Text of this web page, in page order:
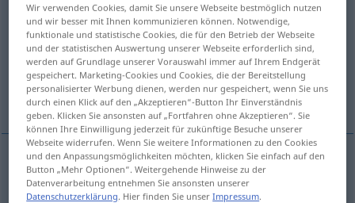
Maschef <Masche;-n>
Übersicht aller Übersetzungen
(Für mehr Details die Übersetzung anklicken/antippen)
petlja, omča, očica
petlja,omča Masche
Wir verwenden Cookies, damit Sie unsere Webseite bestmöglich nutzen
und wir besser mit Ihnen kommunizieren können. Notwendige,
funktionale und statistische Cookies, die für den Betrieb der Webseite
und der statistischen Auswertung unserer Webseite erforderlich sind,
werden auf Grundlage unserer Vorauswahl immer auf Ihrem Endgerät
gespeichert. Marketing-Cookies und Cookies, die der Bereitstellung
personalisierter Werbung dienen, werden nur gespeichert, wenn Sie uns
durch einen Klick auf den „Akzeptieren“-Button Ihr Einverständnis
geben. Klicken Sie ansonsten auf „Fortfahren ohne Akzeptieren“. Sie
können Ihre Einwilligung jederzeit für zukünftige Besuche unserer
Webseite widerrufen. Wenn Sie weitere Informationen zu den Cookies
und den Anpassungsmöglichkeiten möchten, klicken Sie einfach auf den
Button „Mehr Optionen“. Weitergehende Hinweise zu der
Datenverarbeitung entnehmen Sie ansonsten unserer
Datenschutzerklärung. Hier finden Sie unserImpressum.